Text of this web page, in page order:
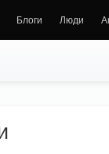
Блоги Люди